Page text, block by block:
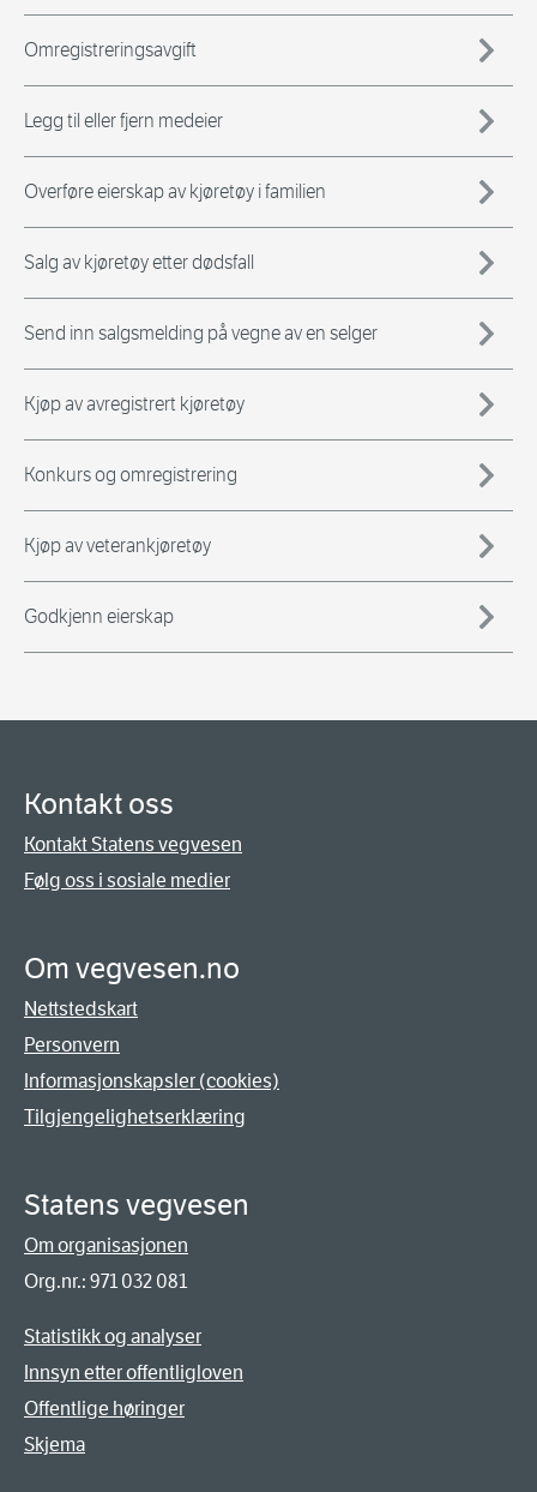
Omregistreringsavgift
Legg til eller fjern medeier
Overføre eierskap av kjøretøy i familien
Salg av kjøretøy etter dødsfall
Send inn salgsmelding på vegne av en selger
Kjøp av avregistrert kjøretøy
Konkurs og omregistrering
Kjøp av veterankjøretøy
Godkjenn eierskap
Kontakt oss
Kontakt Statens vegvesen
Følg oss i sosiale medier
Om vegvesen.no
Nettstedskart
Personvern
Informasjonskapsler (cookies)
Tilgjengelighetserklæring
Statens vegvesen
Om organisasjonen
Org.nr.: 971 032 081
Statistikk og analyser
Innsyn etter offentligloven
Offentlige høringer
Skjema